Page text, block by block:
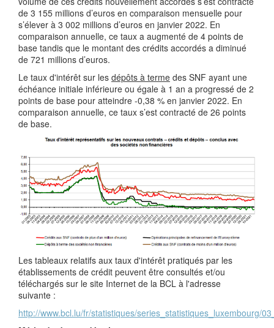
de 3 155 millions d’euros en comparaison mensuelle pour
s’élever à 3 002 millions d’euros en janvier 2022. En
comparaison annuelle, ce taux a augmenté de 4 points de
base tandis que le montant des crédits accordés a diminué
de 721 millions d’euros.
Le taux d'intérêt sur les dépôts à terme des SNF ayant une
échéance initiale inférieure ou égale à 1 an a progressé de 2
points de base pour atteindre -0,38 % en janvier 2022. En
comparaison annuelle, ce taux s’est contracté de 26 points
de base.
Les tableaux relatifs aux taux d'intérêt pratiqués par les
établissements de crédit peuvent être consultés et/ou
téléchargés sur le site Internet de la BCL à l'adresse
suivante :
http://www.bcl.lu/fr/statistiques/series_statistiques_luxembourg/